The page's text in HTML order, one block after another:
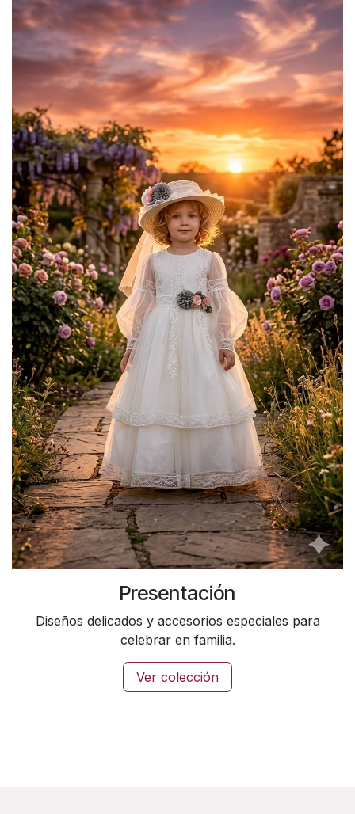
Presentación
Diseños delicados y accesorios especiales para
celebrar en familia.
Ver colección